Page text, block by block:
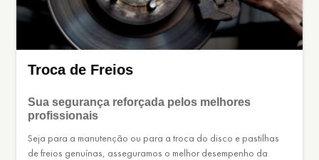
Troca de Freios
Sua segurança reforçada pelos melhores
profissionais
Seja para a manutenção ou para a troca do disco e pastilhas
de freios genuínas, asseguramos o melhor desempenho da